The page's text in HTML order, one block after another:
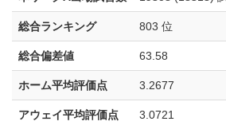
総合ランキング 803 位
総合偏差値 63.58
ホーム平均評価点 3.2677
アウェイ平均評価点 3.0721